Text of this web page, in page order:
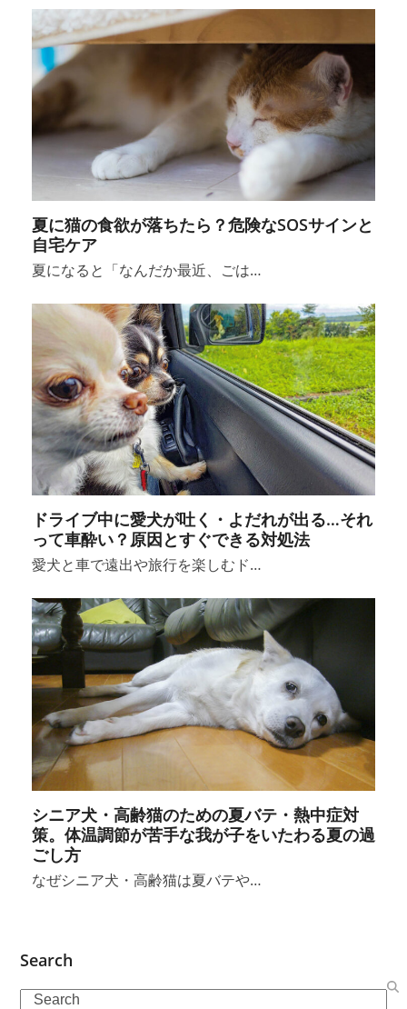
夏に猫の食欲が落ちたら？危険なSOSサインと
自宅ケア
夏になると「なんだか最近、ごは…
ドライブ中に愛犬が吐く・よだれが出る…それ
って車酔い？原因とすぐできる対処法
愛犬と車で遠出や旅行を楽しむド…
シニア犬・高齢猫のための夏バテ・熱中症対
策。体温調節が苦手な我が子をいたわる夏の過
ごし方
なぜシニア犬・高齢猫は夏バテや…
Search
Search